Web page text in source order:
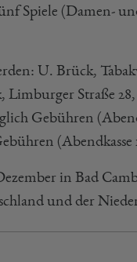
Spiele (Damen-
U. Brück,
Limburger Straße
Gebühren
(Abendkasse
in Bad
und der